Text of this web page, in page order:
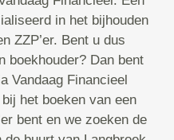
in het bijhouden
ZZP’er. Bent u dus
boekhouder? Dan bent
Vandaag Financieel
het boeken van een
bent en we zoeken de